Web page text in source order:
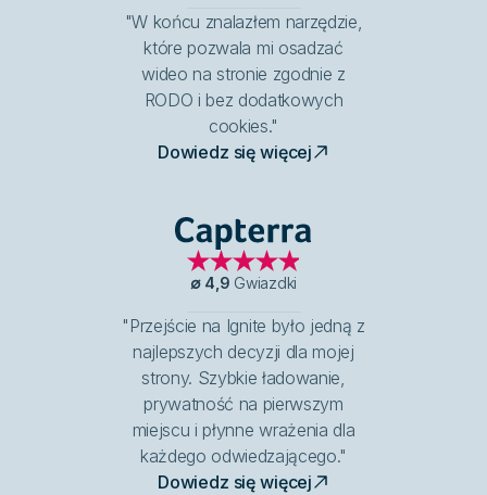
"W końcu znalazłem narzędzie,
które pozwala mi osadzać
wideo na stronie zgodnie z
RODO i bez dodatkowych
cookies."
Dowiedz się więcej
Capterra
∅ 4,9 Gwiazdki
"Przejście na Ignite było jedną z
najlepszych decyzji dla mojej
strony. Szybkie ładowanie,
prywatność na pierwszym
miejscu i płynne wrażenia dla
każdego odwiedzającego."
Dowiedz się więcej